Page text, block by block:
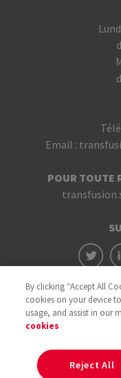
Email :
POUR TOUTE
By clicking “Accept All
cookies on your device
usage, and assist in our
cookies
Reject All